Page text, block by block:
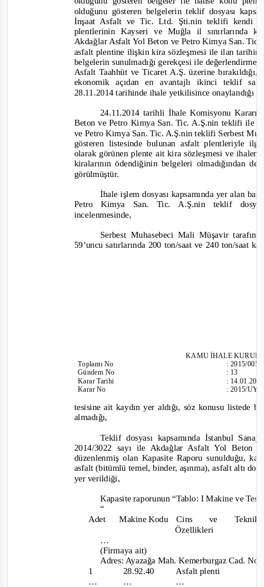
olduğunu gösteren belgelerin teklif dosyası
İnşaat Asfalt ve Tic. Ltd. Şti.nin teklifi kendi
plentlerinin Kayseri ve Muğla il sınırlarında
Akdağlar Asfalt Yol Beton ve Petro Kimya San.
asfalt plentine ilişkin kira sözleşmesi ile ilan
belgelerin sunulmadığı gerekçesi ile değerlendirme
Asfalt Taahhüt ve Ticaret A.Ş. üzerine bırakıldığı,
ekonomik açıdan en avantajlı ikinci teklif
28.11.2014 tarihinde ihale yetkilisince onaylandığı
24.11.2014tarihli İhale Komisyonu
Beton ve Petro Kimya San. Tic. A.Ş.nin teklifi ile
ve Petro Kimya San. Tic. A.Ş.nin teklifi Serbest
gösteren listesinde bulunan asfalt plentleriyle
olarak görünen plente ait kira sözleşmesi ve
kiralarının ödendiğinin belgeleri olmadığından
görülmüştür.
İhale işlem dosyası kapsamında yer alan
Petro Kimya San. Tic. A.Ş.nin teklif
incelenmesinde,
Serbest Muhasebeci Mali Müşavir
59’uncu satırlarında 200 ton/saat ve 240 ton/saat
KAMU İHALE
ToplantıNo
Gündem No
Karar Tarihi
Karar No
:2015/005
: 13
:
:2015/
tesisine ait kaydın yer aldığı, söz konusu listede
almadığı,
Teklif dosyası kapsamında İstanbul
2014/3022 sayı ile Akdağlar Asfalt Yol
düzenlenmiş olan Kapasite Raporu sunulduğu,
asfalt (bitümlü temel, binder, aşınma), asfalt altı
yer verildiği,
Kapasite raporunun “Tablo: I Makine ve
“
Adet Makine Kodu Cins ve
Özellikleri
…
(Firmaya ait)
Adres: Ayazağa Mah. Kemerburgaz Cad.
1 28.92.40
Asfalt plenti
…
… …